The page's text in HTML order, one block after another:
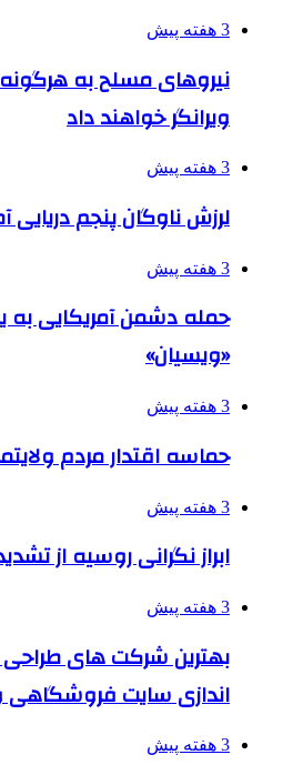
3 هفته پیش
نیروهای مسلح به
ویرانگر خواهند داد
3 هفته پیش
لرزش ناوگان پنجم دریایی
3 هفته پیش
حمله دشمن آمریکایی به
«ویسیان»
3 هفته پیش
حماسه اقتدار مردم
3 هفته پیش
ابراز نگرانی روسیه از
3 هفته پیش
بهترین شرکت های طراحی
اندازی سایت
3 هفته پیش